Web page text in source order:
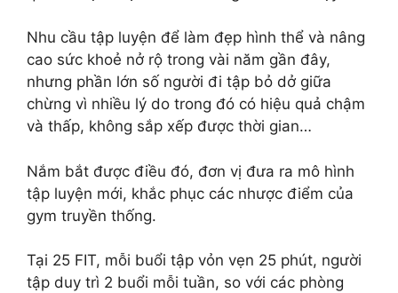
Nhu cầu tập luyện để làm đẹp hình thể và nâng
cao sức khoẻ nở rộ trong vài năm gần đây,
nhưng phần lớn số người đi tập bỏ dở giữa
chừng vì nhiều lý do trong đó có hiệu quả chậm
và thấp, không sắp xếp được thời gian…
Nắm bắt được điều đó, đơn vị đưa ra mô hình
tập luyện mới, khắc phục các nhược điểm của
gym truyền thống.
Tại 25 FIT, mỗi buổi tập vỏn vẹn 25 phút, người
tập duy trì 2 buổi mỗi tuần, so với các phòng